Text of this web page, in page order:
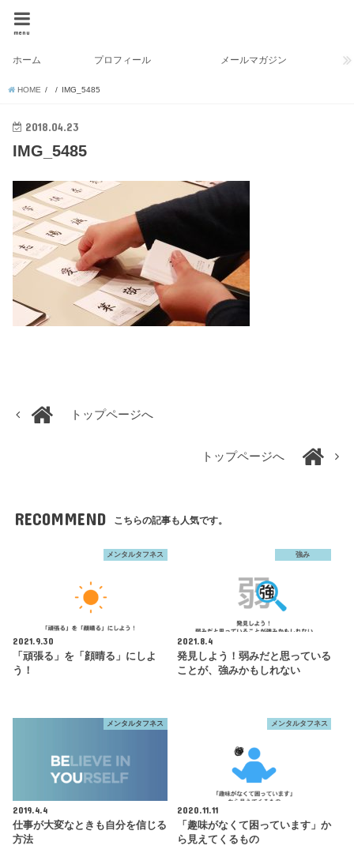
menu
ホーム プロフィール メールマガジン
HOME IMG_5485
2018.04.23
IMG_5485
トップページへ
トップページへ
RECOMMEND こちらの記事も人気です。
メンタルタフネス
2021.9.30
「頑張る」を「顔晴る」にしよ
う！
強み
2021.8.4
発見しよう！弱みだと思っている
ことが、強みかもしれない
メンタルタフネス
2019.4.4
仕事が大変なときも自分を信じる
方法
メンタルタフネス
2020.11.11
「趣味がなくて困っています」か
ら見えてくるもの